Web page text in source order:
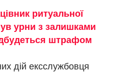
ритуальної
урни з залишками
штрафом
дій ексслужбовця